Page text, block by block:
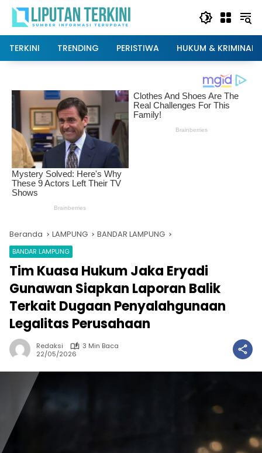
Langsung
konten
TERKINI
TRENDING PERISTIWA HUKUM & KRIMINAL
Beranda LAMPUNG BANDAR LAMPUNG
BANDAR LAMPUNG
Tim Kuasa Hukum Jaka Eryadi
Gunawan Siapkan Laporan Balik
Terkait Dugaan Penyalahgunaan
Legalitas Perusahaan
Redaksi
3 Min Baca
22/05/2026